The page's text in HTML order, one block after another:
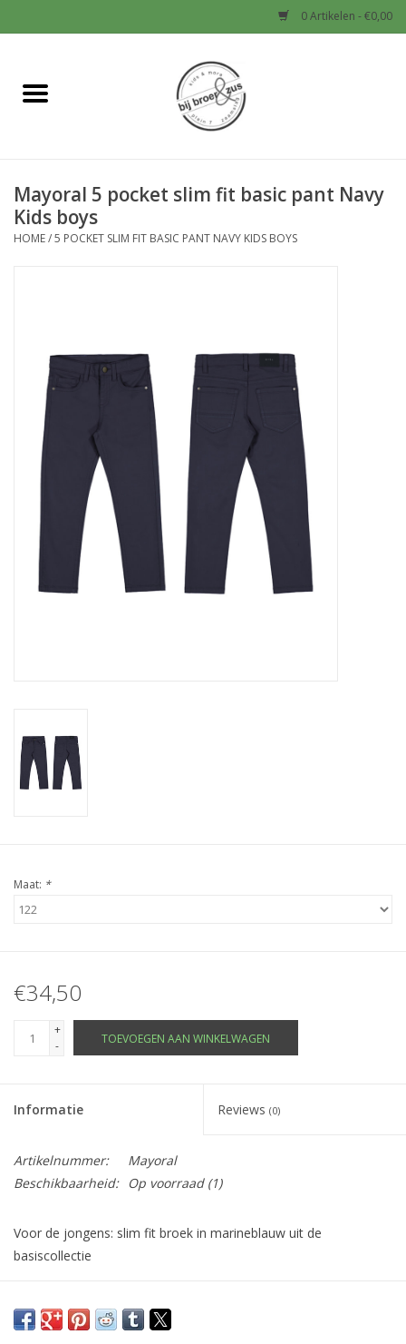
0 Artikelen - €0,00
Home
Baby
Jongens
Schoenen en Tassen
Speelgoed
Cadeaubonnen
Merken
Cadeaubon
Mayoral 5 pocket slim fit basic pant Navy
Kids boys
HOME/5 POCKET SLIM FIT BASIC PANT NAVY KIDS BOYS
Maat: *
€34,50
+
-
TOEVOEGEN AAN WINKELWAGEN
Informatie Reviews (0)
Artikelnummer:
Mayoral
Beschikbaarheid:
Op voorraad(1)
Voor de jongens: slim fit broek in marineblauw uit de
basiscollectie